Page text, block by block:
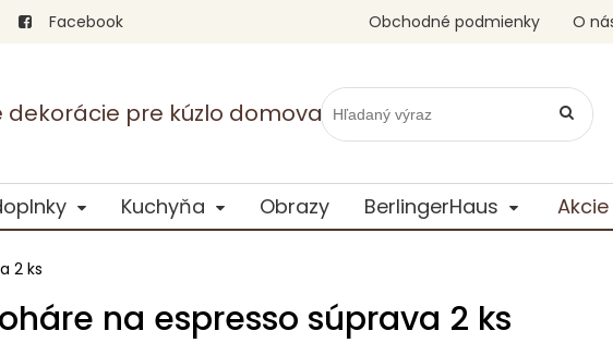
dekorácie pre kúzlo domova
Facebook Obchodné podmienky O
Kuchyňa Obrazy BerlingerHaus Akcie
2 ks
na espresso súprava 2 ks